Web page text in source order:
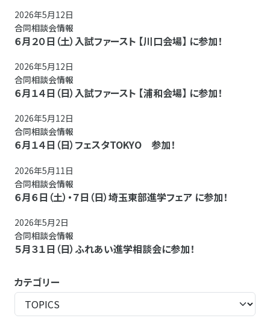
2026年5月12日
合同相談会情報
６月２０日（土）入試ファースト 【川口会場】 に参加！
2026年5月12日
合同相談会情報
６月１４日（日）入試ファースト 【浦和会場】 に参加！
2026年5月12日
合同相談会情報
６月１４日（日）フェスタTOKYO 参加！
2026年5月11日
合同相談会情報
６月６日（土）・７日（日）埼玉東部進学フェア に参加！
2026年5月2日
合同相談会情報
５月３１日（日）ふれあい進学相談会に参加！
カテゴリー